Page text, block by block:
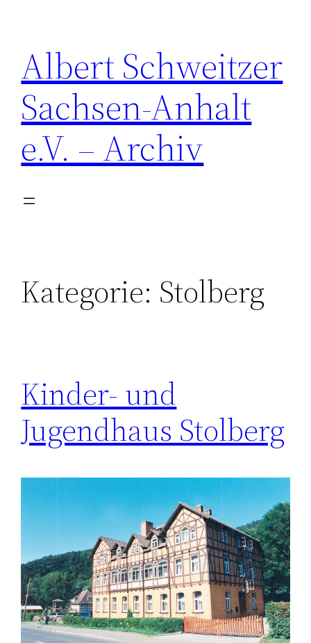
springen
Albert Schweitzer
Sachsen-Anhalt
e.V. – Archiv
Kategorie: Stolberg
Kinder- und
Jugendhaus Stolberg